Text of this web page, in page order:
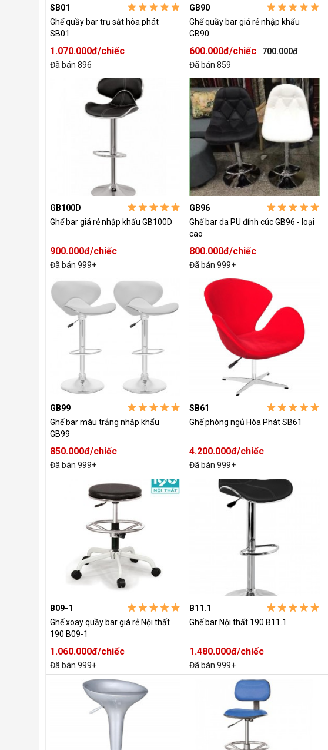
SB01
Ghế quầy bar trụ sắt hòa phát
SB01
1.070.000đ/chiếc
Đã bán 896
GB90
Ghế quầy bar giá rẻ nhập khẩu
GB90
600.000đ/chiếc
700.000đ
Đã bán 859
GB100D
Ghế bar giá rẻ nhập khẩu GB100D
900.000đ/chiếc
Đã bán 999+
GB96
Ghế bar da PU đính cúc GB96 - loại
cao
800.000đ/chiếc
Đã bán 999+
GB99
Ghế bar màu trắng nhập khẩu
GB99
850.000đ/chiếc
Đã bán 999+
SB61
Ghế phòng ngủ Hòa Phát SB61
4.200.000đ/chiếc
Đã bán 999+
B09-1
Ghế xoay quầy bar giá rẻ Nội thất
190 B09-1
1.060.000đ/chiếc
Đã bán 999+
B11.1
Ghế bar Nội thất 190 B11.1
1.480.000đ/chiếc
Đã bán 999+